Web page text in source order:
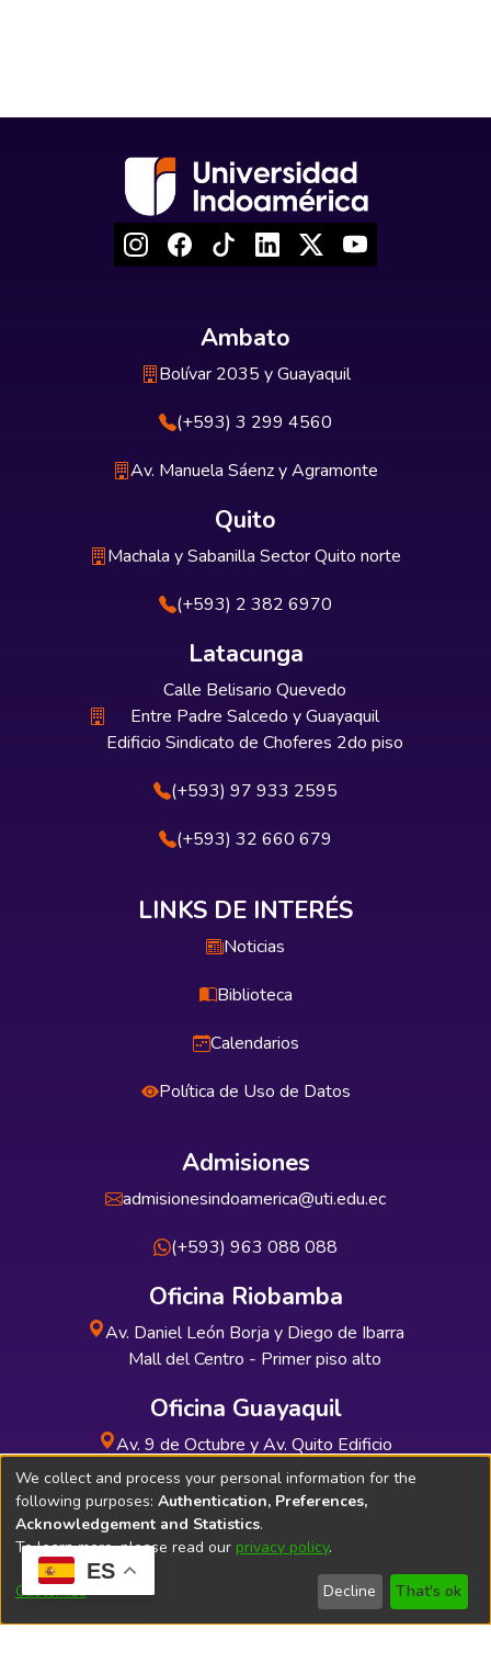
ES
Ambato
Bolívar 2035 y Guayaquil
(+593) 3 299 4560
Av. Manuela Sáenz y Agramonte
Quito
Machala y Sabanilla Sector Quito norte
(+593) 2 382 6970
Latacunga
Calle Belisario Quevedo
Entre Padre Salcedo y Guayaquil
Edificio Sindicato de Choferes 2do piso
(+593) 97 933 2595
(+593) 32 660 679
LINKS DE INTERÉS
Noticias
Biblioteca
Calendarios
Política de Uso de Datos
Admisiones
admisionesindoamerica@uti.edu.ec
(+593) 963 088 088
Oficina Riobamba
Av. Daniel León Borja y Diego de Ibarra
Mall del Centro - Primer piso alto
Oficina Guayaquil
Av. 9 de Octubre y Av. Quito Edificio
INDUAUTO - Planta baja
Soporte Técnico Bibliolatino.com
We collect and process your personal information for the
following purposes: Authentication, Preferences,
Acknowledgement and Statistics.
To learn more, please read our privacy policy.
Customize Decline That's ok